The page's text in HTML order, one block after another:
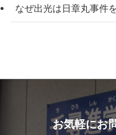
なぜ出光は日章丸事件
お気軽にお